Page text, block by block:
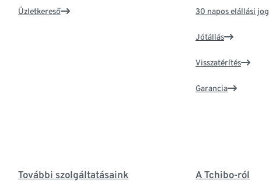
Üzletkereső 30 napos elállási jog
Jótállás
Visszatérítés
Garancia
További szolgáltatásaink A Tchibo-ról